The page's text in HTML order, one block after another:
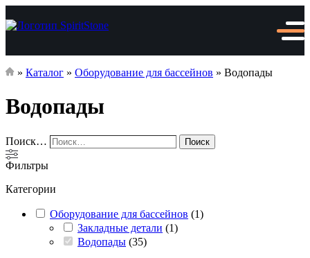
» Каталог » Оборудование для бассейнов » Водопады
Водопады
Поиск… Поиск
Фильтры
Категории
Оборудование для бассейнов (1)
Закладные детали (1)
Водопады (35)